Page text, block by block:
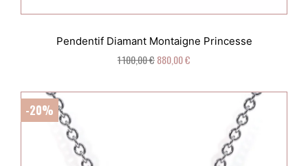
Pendentif Diamant Montaigne Princesse
1 100,00 €880,00 €
-20%